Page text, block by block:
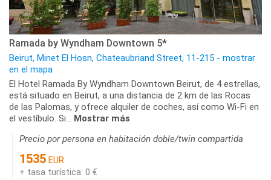
Ramada by Wyndham Downtown 5*
Beirut, Minet El Hosn, Chateaubriand Street, 11-215 - mostrar
en el mapa
El Hotel Ramada By Wyndham Downtown Beirut, de 4 estrellas,
está situado en Beirut, a una distancia de 2 km de las Rocas
de las Palomas, y ofrece alquiler de coches, así como Wi-Fi en
el vestíbulo. Si... Mostrar más
Precio por persona en habitación doble/twin compartida
1535 EUR
+ tasa turística: 0 €